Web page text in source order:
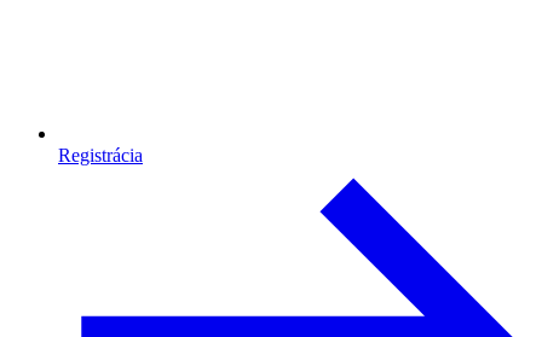
Registrácia